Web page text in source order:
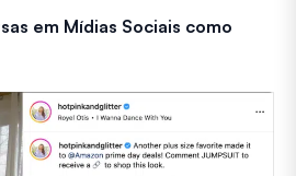
em Mídias Sociais como